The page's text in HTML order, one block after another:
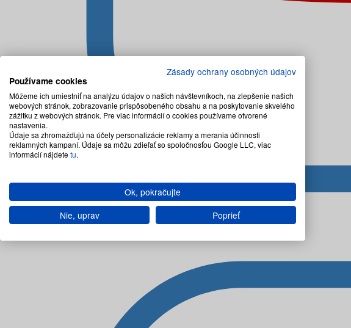
Zásady ochrany osobných údajov
Používame cookies
Môžeme ich umiestniť na analýzu údajov o našich návštevníkoch, na zlepšenie našich
webových stránok, zobrazovanie prispôsobeného obsahu a na poskytovanie skvelého
zážitku z webových stránok. Pre viac informácií o cookies používame otvorené
nastavenia.
Údaje sa zhromažďujú na účely personalizácie reklamy a merania účinnosti
reklamných kampaní. Údaje sa môžu zdieľať so spoločnosťou Google LLC, viac
informácií nájdetetu.
Ok, pokračujte
Nie, uprav
Poprieť